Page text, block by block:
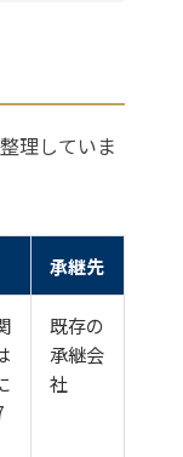
理していま
承継先
既存の
承継会
社